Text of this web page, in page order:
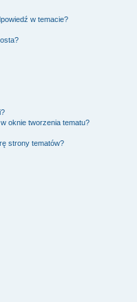
w temacie?
oknie tworzenia tematu?
strony tematów?